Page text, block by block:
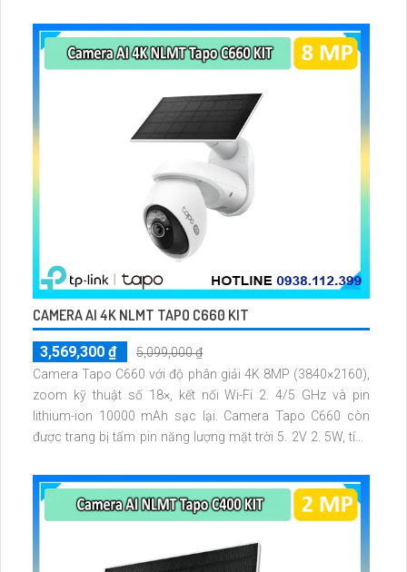
CAMERA AI 4K NLMT TAPO C660 KIT
3,569,300 ₫
5,099,000 ₫
Camera Tapo C660 với độ phân giải 4K 8MP (3840×2160),
zoom kỹ thuật số 18×, kết nối Wi-Fi 2. 4/5 GHz và pin
lithium-ion 10000 mAh sạc lại. Camera Tapo C660 còn
được trang bị tấm pin năng lượng mặt trời 5. 2V 2. 5W, tích
microSD tối đa 512 GB